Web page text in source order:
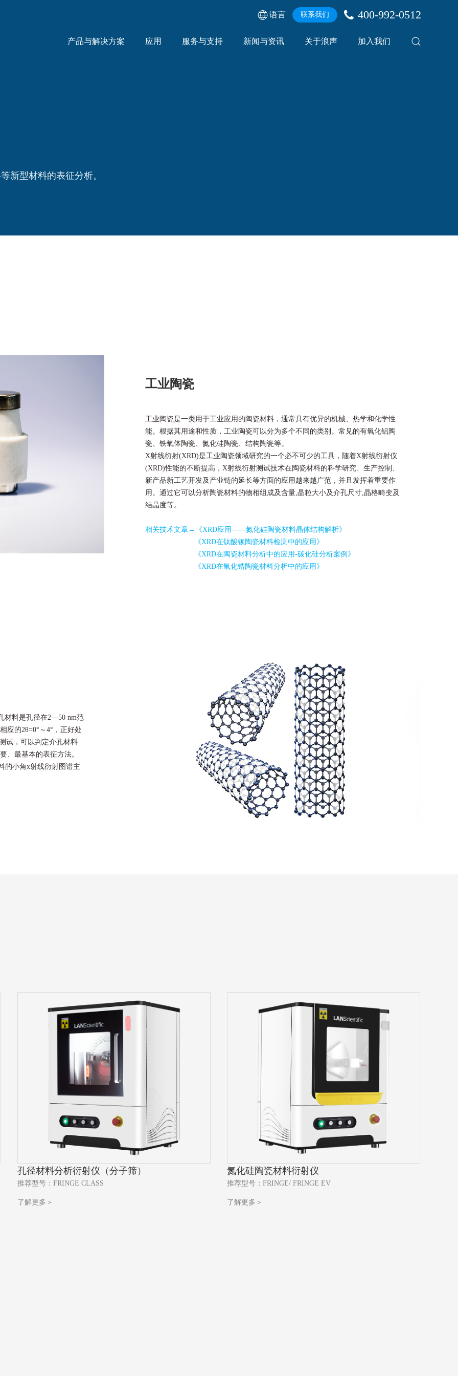
语言 联系我们 400-992-0512
产品与解决方案 应用 服务与支持 新闻与资讯 关于浪声 加入我们
新型材料的表征分析。
工业陶瓷
工业陶瓷是一类用于工业应用的陶瓷材料，通常具有优异的机械、热学和化学性
能。根据其用途和性质，工业陶瓷可以分为多个不同的类别。常见的有氧化铝陶
瓷、铁氧体陶瓷、氮化硅陶瓷、结构陶瓷等。
X射线衍射(XRD)是工业陶瓷领域研究的一个必不可少的工具，随着X射线衍射仪
(XRD)性能的不断提高，X射线衍射测试技术在陶瓷材料的科学研究、生产控制、
新产品新工艺开发及产业链的延长等方面的应用越来越广范，并且发挥着重要作
用。通过它可以分析陶瓷材料的物相组成及含量,晶粒大小及介孔尺寸,晶格畸变及
结晶度等。
相关技术文章→
《XRD应用——氮化硅陶瓷材料晶体结构解析》
《XRD在钛酸钡陶瓷材料检测中的应用》
《XRD在陶瓷材料分析中的应用-碳化硅分析案例》
《XRD在氧化锆陶瓷材料分析中的应用》
材料是孔径在2—50 nm范
应的2θ=0°～4°，正好处
试，可以判定介孔材料
、最基本的表征方法。
的小角x射线衍射图谱主
孔径材料分析衍射仪（分子筛）
推荐型号：FRINGE CLASS
了解更多＞
氮化硅陶瓷材料衍射仪
推荐型号：FRINGE/ FRINGE EV
了解更多＞